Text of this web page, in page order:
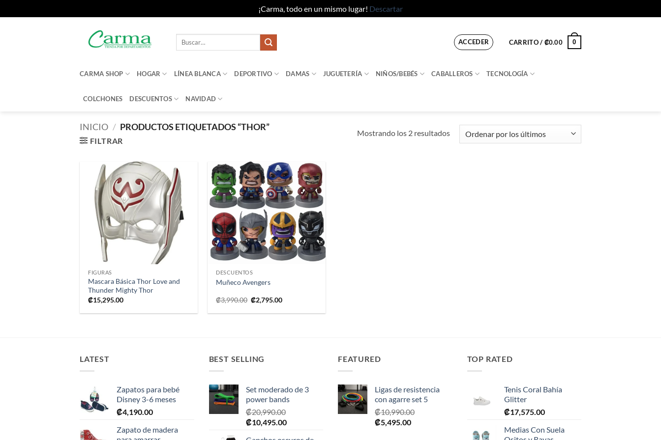
¡Carma, todo en un mismo lugar! Descartar
Buscar
ACCEDER CARRITO / ₡0.00 0
CARMA SHOP HOGAR LÍNEA BLANCA DEPORTIVO DAMAS JUGUETERÍA NIÑOS/BEBÉS CABALLEROS TECNOLOGÍA
COLCHONES DESCUENTOS NAVIDAD
INICIO / PRODUCTOS ETIQUETADOS “THOR”
FILTRAR
Mostrando los 2 resultadosOrdenado
por
Añadir
a la
lista de
deseos
FIGURAS
Mascara Básica Thor Love and
Thunder Mighty Thor
₡15,295.00
Añadir
a la
lista de
deseos
+
DESCUENTOS
Muñeco Avengers
₡3,990.00 El
precio
original
₡2,795.00El
actual
LATEST
Zapatos para bebé
Disney 3-6 meses
₡4,190.00
Zapato de madera
BEST SELLING
Set moderado de 3
power bands
₡20,990.00
El
₡10,495.00El
FEATURED
Ligas de resistencia
con agarre set 5
₡10,990.00
El
₡5,495.00El
TOP RATED
Tenis Coral Bahía
Glitter
₡17,575.00
Medias Con Suela